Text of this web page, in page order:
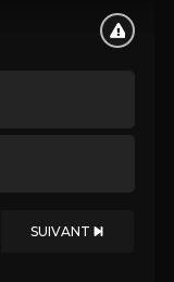
SUIVANT